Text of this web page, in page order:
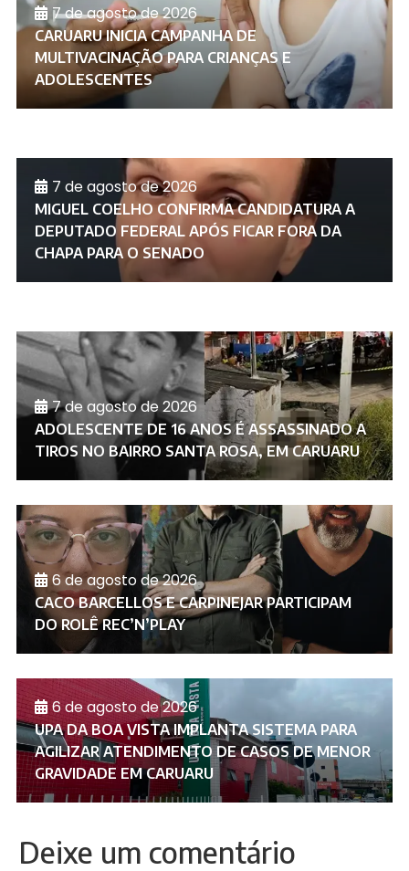
7 de agosto de 2026
CARUARU INICIA CAMPANHA DE
MULTIVACINAÇÃO PARA CRIANÇAS E
ADOLESCENTES
7 de agosto de 2026
MIGUEL COELHO CONFIRMA CANDIDATURA A
DEPUTADO FEDERAL APÓS FICAR FORA DA
CHAPA PARA O SENADO
7 de agosto de 2026
ADOLESCENTE DE 16 ANOS É ASSASSINADO A
TIROS NO BAIRRO SANTA ROSA, EM CARUARU
6 de agosto de 2026
CACO BARCELLOS E CARPINEJAR PARTICIPAM
DO ROLÊ REC’N’PLAY
6 de agosto de 2026
UPA DA BOA VISTA IMPLANTA SISTEMA PARA
AGILIZAR ATENDIMENTO DE CASOS DE MENOR
GRAVIDADE EM CARUARU
Deixe um comentário